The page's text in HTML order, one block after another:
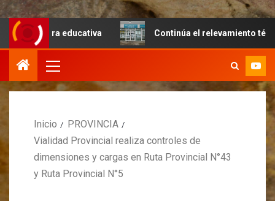
educativa Continúa el relevamiento técnico en
Inicio
PROVINCIA
Vialidad Provincial realiza controles de
dimensiones y cargas en Ruta Provincial N°43
y Ruta Provincial N°5